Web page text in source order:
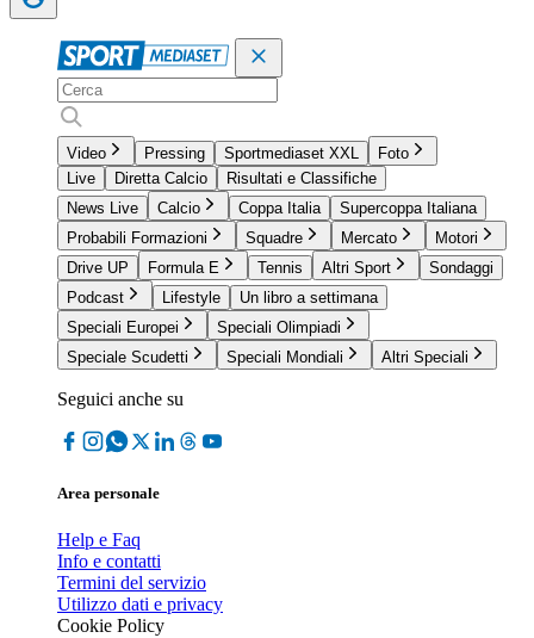
Video Pressing Sportmediaset XXL
Foto
Live
Diretta Calcio
Risultati e Classifiche
News Live
Calcio Coppa Italia
Supercoppa Italiana
Probabili Formazioni
Squadre Mercato
Motori
Drive UP
Formula E Tennis Altri Sport
Sondaggi
Podcast
Lifestyle
Un libro a settimana
Speciali Europei
Speciali Olimpiadi
Speciale Scudetti
Speciali Mondiali Altri Speciali
Seguici anche su
Area personale
Help e Faq
Info e contatti
Termini del servizio
Utilizzo dati e privacy
Cookie Policy